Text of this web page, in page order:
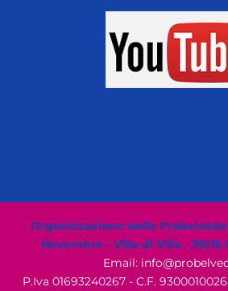
Organizzazione della
Novembre - Villa di Villa -
Email:
P.Iva 01693240267 - C.F.